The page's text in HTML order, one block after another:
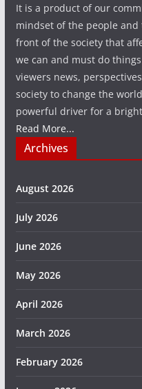
It is a product of our
mindset of the people
front of the society that
we can and must do
viewers news,
society to change the
powerful driver for a
Read More...
Archives
August 2026
July 2026
June 2026
May 2026
April 2026
March 2026
February 2026